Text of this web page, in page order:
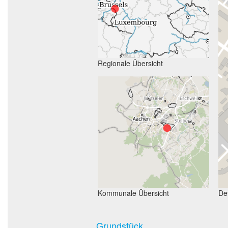
Regionale Übersicht
Kommunale Übersicht
Grundstück